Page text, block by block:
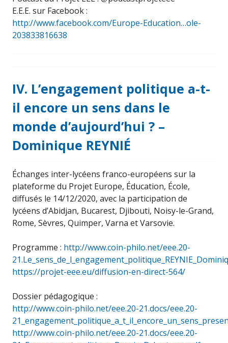
E.E.E. sur Facebook :
http://www.facebook.com/Europe-Education…ole-
203833816638
IV. L’engagement politique a-t-
il encore un sens dans le
monde d’aujourd’hui ? –
Dominique REYNIÉ
Échanges inter-lycéens franco-européens sur la
plateforme du Projet Europe, Éducation, École,
diffusés le 14/12/2020, avec la participation de
lycéens d’Abidjan, Bucarest, Djibouti, Noisy-le-Grand,
Rome, Sèvres, Quimper, Varna et Varsovie.
Programme : http://www.coin-philo.net/eee.20-
https://projet-eee.eu/diffusion-en-direct-564/
Dossier pédagogique :
http://www.coin-philo.net/eee.20-21.docs/eee.20-
http://www.coin-philo.net/eee.20-21.docs/eee.20-